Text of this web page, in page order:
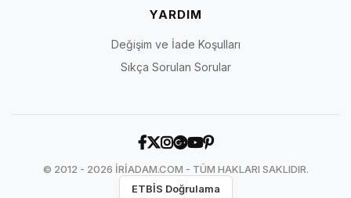
YARDIM
Değişim ve İade Koşulları
Sıkça Sorulan Sorular
© 2012 - 2026 İRİADAM.COM - TÜM HAKLARI SAKLIDIR.
ETBİS Doğrulama